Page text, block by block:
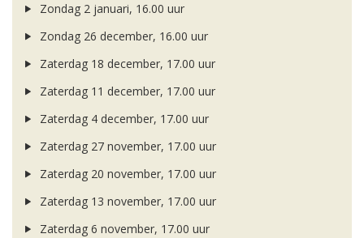
Zondag 2 januari, 16.00 uur
Zondag 26 december, 16.00 uur
Zaterdag 18 december, 17.00 uur
Zaterdag 11 december, 17.00 uur
Zaterdag 4 december, 17.00 uur
Zaterdag 27 november, 17.00 uur
Zaterdag 20 november, 17.00 uur
Zaterdag 13 november, 17.00 uur
Zaterdag 6 november, 17.00 uur